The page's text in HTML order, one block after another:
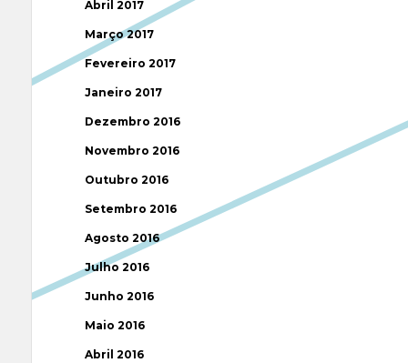
Abril 2017
Março 2017
Fevereiro 2017
Janeiro 2017
Dezembro 2016
Novembro 2016
Outubro 2016
Setembro 2016
Agosto 2016
Julho 2016
Junho 2016
Maio 2016
Abril 2016